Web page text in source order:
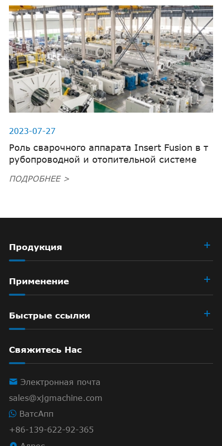
2023-07-27
Роль сварочного аппарата Insert Fusion в т
рубопроводной и отопительной системе
ПОДРОБНЕЕ >
Продукция
Применение
Быстрые ссылки
Свяжитесь Нас
 Электронная почта
sales@xjgmachine.com
ВатсАпп
+86-139-622-92-365